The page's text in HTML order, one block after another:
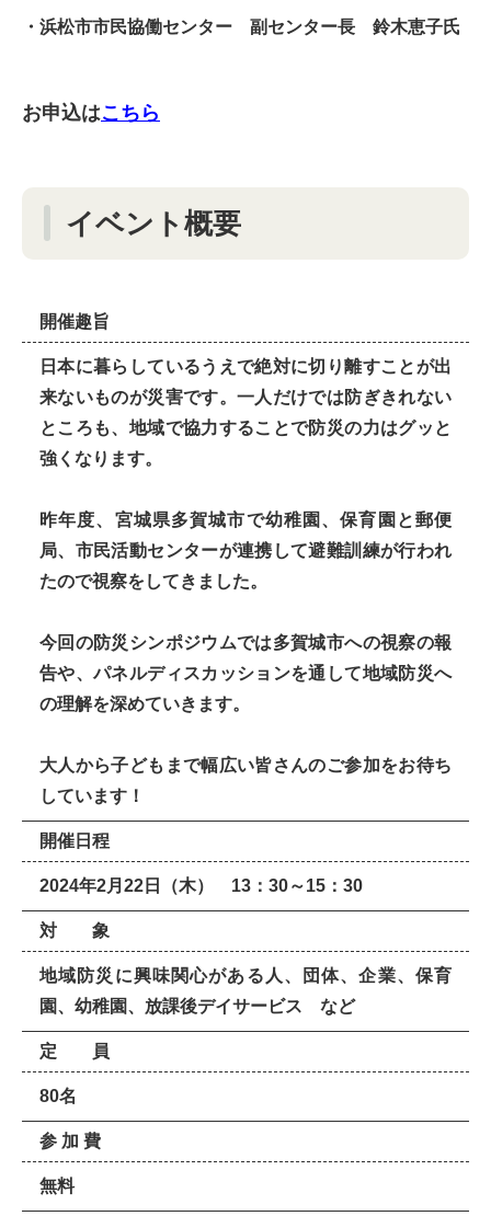
・浜松市市民協働センター 副センター長 鈴木恵子氏
お申込はこちら
イベント概要
開催趣旨
日本に暮らしているうえで絶対に切り離すことが出
来ないものが災害です。一人だけでは防ぎきれない
ところも、地域で協力することで防災の力はグッと
強くなります。
昨年度、宮城県多賀城市で幼稚園、保育園と郵便
局、市民活動センターが連携して避難訓練が行われ
たので視察をしてきました。
今回の防災シンポジウムでは多賀城市への視察の報
告や、パネルディスカッションを通して地域防災へ
の理解を深めていきます。
大人から子どもまで幅広い皆さんのご参加をお待ち
しています！
開催日程
2024年2月22日（木） 13：30～15：30
対 象
地域防災に興味関心がある人、団体、企業、保育
園、幼稚園、放課後デイサービス など
定 員
80名
参 加 費
無料